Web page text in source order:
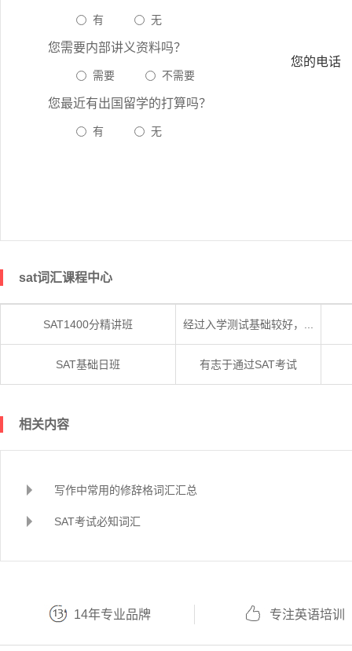
有 无
您需要内部讲义资料吗？
需要 不需要
您最近有出国留学的打算吗？
有 无
您的电话
sat词汇课程中心
SAT1400分精讲班 经过入学测试基础较好，...
SAT基础日班 有志于通过SAT考试
相关内容
写作中常用的修辞格词汇汇总
SAT考试必知词汇
14年专业品牌 专注英语培训